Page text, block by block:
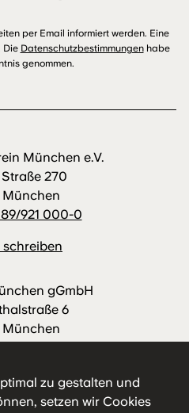
zu gestalten und
setzen wir Cookies
München e.V.
270
München
921 000-0
schreiben
gGmbH
6
München
schreiben
per Email informiert werden. Eine
Die Datenschutzbestimmungenhabe
genommen.